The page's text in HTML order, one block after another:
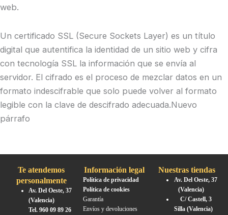
web.
Un certificado SSL (Secure Sockets Layer) es un título
digital que autentifica la identidad de un sitio web y cifra
con tecnología SSL la información que se envía al
servidor. El cifrado es el proceso de mezclar datos en un
formato indescifrable que solo puede volver al formato
legible con la clave de descifrado adecuada.Nuevo
párrafo
Te atendemos
personalmente
Av. Del Oeste, 37
(Valencia)
Tel. 960 09 89 26
Información legal
Política de privacidad
Política de cookies
Garantía
Envíos y devoluciones
Nuestras tiendas
Av. Del Oeste, 37
(Valencia)
C/ Castell, 3
Silla (Valencia)